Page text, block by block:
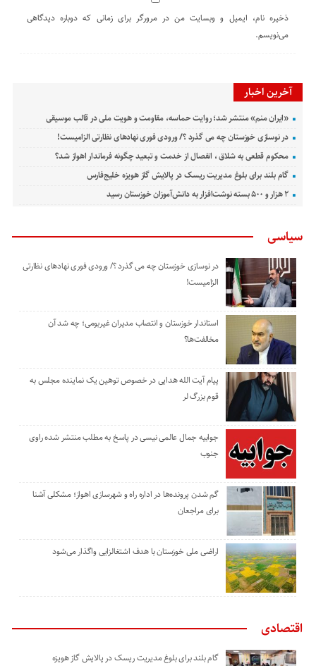
ذخیره نام، ایمیل و وبسایت من در مرورگر برای زمانی که دوباره دیدگاهی
می‌نویسم.
آخرین اخبار
«ایران منم» منتشر شد؛ روایت حماسه، مقاومت و هویت ملی در قالب موسیقی
در نوسازی خوزستان چه می گذرد ؟/ ورودی فوری نهادهای نظارتی الزامیست!
محکوم قطعی به شلاق ، انفصال از خدمت و تبعید چگونه فرماندار اهواز شد؟
گام بلند برای بلوغ مدیریت ریسک در پالایش گاز هویزه خلیج‌فارس
۲ هزار و ۵۰۰ بسته نوشت‌افزار به دانش‌آموزان خوزستان رسید
سیاسی
در نوسازی خوزستان چه می گذرد ؟/ ورودی فوری نهادهای نظارتی
الزامیست!
استاندار خوزستان و انتصاب مدیران غیربومی؛ چه شد آن
مخالفت‌ها؟
پیام آیت الله هدایی در خصوص توهین یک نماینده مجلس به
قوم بزرگ لر
جوابیه جمال عالمی نیسی در پاسخ به مطلب منتشر شده راوی
جنوب
گم شدن پرونده‌ها در اداره راه و شهرسازی اهواز؛ مشکلی آشنا
برای مراجعان
اراضی ملی خوزستان با هدف اشتغالزایی واگذار می‌شود
اقتصادی
گام بلند برای بلوغ مدیریت ریسک در پالایش گاز هویزه